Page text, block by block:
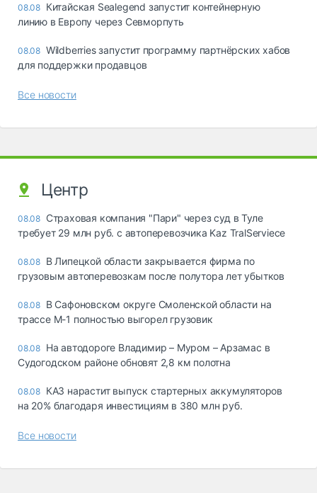
08.08 Китайская Sealegend запустит контейнерную
линию в Европу через Севморпуть
08.08 Wildberries запустит программу партнёрских хабов
для поддержки продавцов
Все новости
Центр
08.08 Страховая компания "Пари" через суд в Туле
требует 29 млн руб. с автоперевозчика Kaz TralServiece
08.08 В Липецкой области закрывается фирма по
грузовым автоперевозкам после полутора лет убытков
08.08 В Сафоновском округе Смоленской области на
трассе М-1 полностью выгорел грузовик
08.08 На автодороге Владимир – Муром – Арзамас в
Судогодском районе обновят 2,8 км полотна
08.08 КАЗ нарастит выпуск стартерных аккумуляторов
на 20% благодаря инвестициям в 380 млн руб.
Все новости